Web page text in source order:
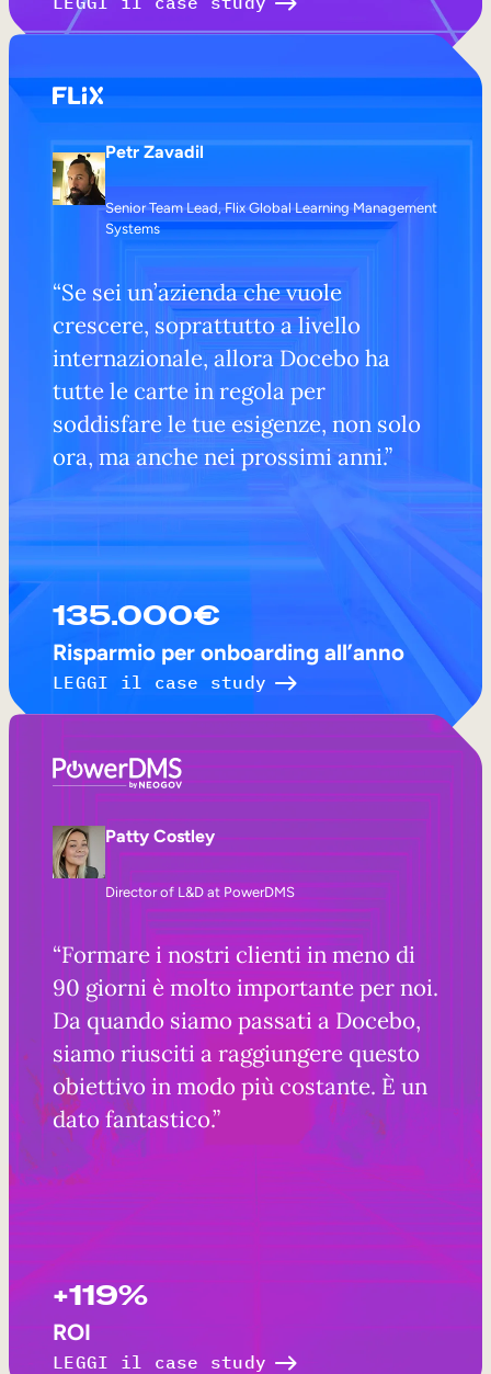
Petr Zavadil
Senior Team Lead, Flix Global Learning Management
Systems
“Se sei un’azienda che vuole
crescere, soprattutto a livello
internazionale, allora Docebo ha
tutte le carte in regola per
soddisfare le tue esigenze, non solo
ora, ma anche nei prossimi anni.”
135.000€
Risparmio per onboarding all’anno
LEGGI il case study
Patty Costley
Director of L&D at PowerDMS
“Formare i nostri clienti in meno di
90 giorni è molto importante per noi.
Da quando siamo passati a Docebo,
siamo riusciti a raggiungere questo
obiettivo in modo più costante. È un
dato fantastico.”
+119%
ROI
LEGGI il case study